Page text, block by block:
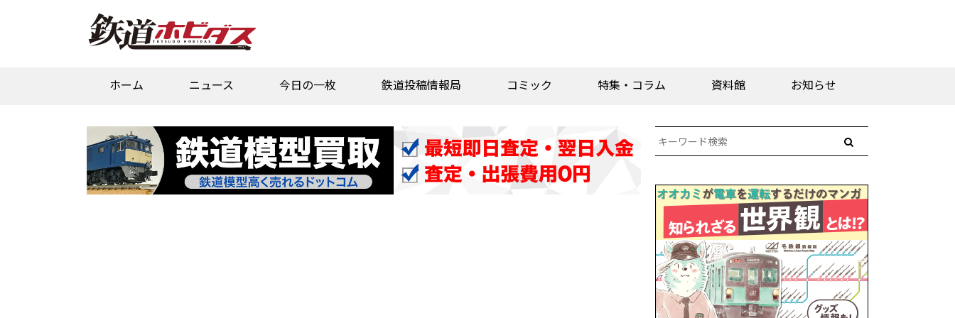
ホーム ニュース 今日の一枚 鉄道投稿情報局 コミック 特集・コラム 資料館 お知らせ